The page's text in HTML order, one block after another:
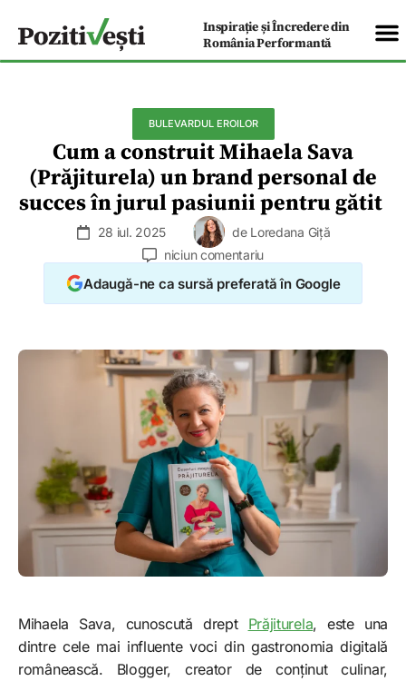
Inspirație și Încredere din
România Performantă
BULEVARDUL EROILOR
Cum a construit Mihaela Sava
(Prăjiturela) un brand personal de
succes în jurul pasiunii pentru gătit
28 iul. 2025 de Loredana Giță
niciun comentariu
Adaugă-ne ca sursă preferată în Google
Mihaela Sava, cunoscută drept Prăjiturela, este una
dintre cele mai influente voci din gastronomia digitală
românească. Blogger, creator de conținut culinar,